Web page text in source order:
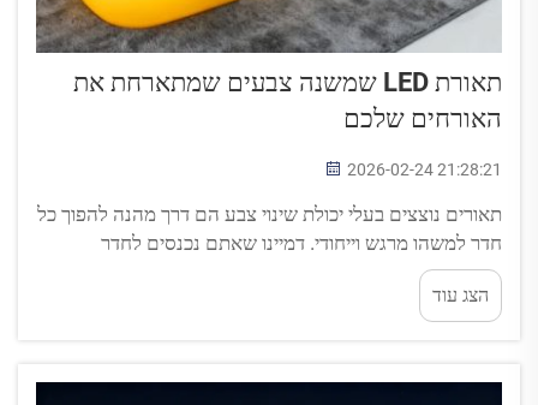
תאורת LED שמשנה צבעים שמתארחת את
האורחים שלכם
2026-02-24 21:28:21
תאורים נוצצים בעלי יכולת שינוי צבע הם דרך מהנה להפוך כל
חדר למשהו מרגש וייחודי. דמיינו שאתם נכנסים לחדר
והצבעים משתנים רק על ידי לחיצה אחת על כפתור! אורות
אלו יכולים ליצור את האווירה המושלמת למסיבה, לזמן
משפחה או אפילו ללילה שקט בבית. עם פריטים מ...
הצג עוד